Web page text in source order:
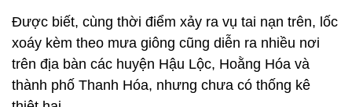
Được biết, cùng thời điểm xảy ra vụ tai nạn trên, lốc
xoáy kèm theo mưa giông cũng diễn ra nhiều nơi
trên địa bàn các huyện Hậu Lộc, Hoằng Hóa và
thành phố Thanh Hóa, nhưng chưa có thống kê